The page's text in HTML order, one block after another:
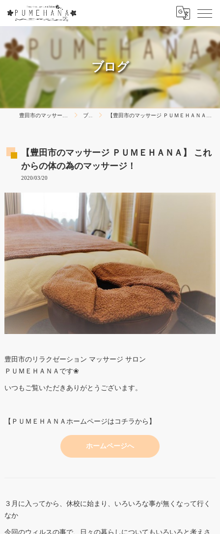
ブログ
ブログ 【豊田市のマッサージ ＰＵＭＥＨＡＮＡ】 これからの体の為のマッサージ！
【豊田市のマッサージ ＰＵＭＥＨＡＮＡ】 これ
からの体の為のマッサージ！
2020/03/20
豊田市のリラクゼーション マッサージ サロン
ＰＵＭＥＨＡＮＡです❀
いつもご覧いただきありがとうございます。
【ＰＵＭＥＨＡＮＡホームページはコチラから】
ホームページへ
３月に入ってから、休校に始まり、いろいろな事が無くなって行く
なか
今回のウィルスの事で、日々の暮らしについてもいろいろと考えさ